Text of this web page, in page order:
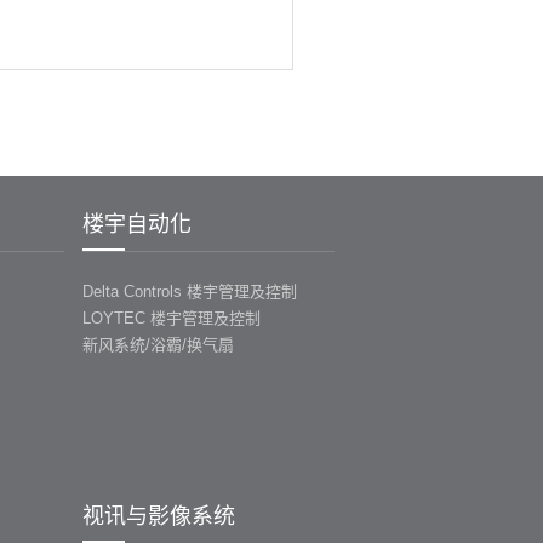
楼宇自动化
Delta Controls 楼宇管理及控制
LOYTEC 楼宇管理及控制
新风系统/浴霸/换气扇
视讯与影像系统